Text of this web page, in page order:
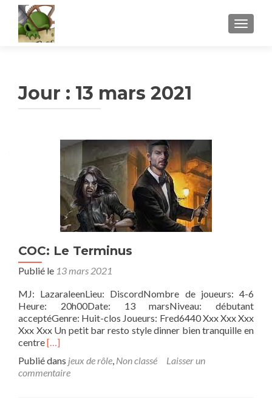
Jour : 13 mars 2021
COC: Le Terminus
Publié le 13 mars 2021
MJ: LazaraleenLieu: DiscordNombre de joueurs: 4-6
Heure: 20h00Date: 13 marsNiveau: débutant
acceptéGenre: Huit-clos Joueurs: Fred6440 Xxx Xxx Xxx
Xxx Xxx Un petit bar resto style dinner bien tranquille en
centreEn
plus
surCOC:
[…]
Publié dans jeux de rôle, Non classé
Laisser un
commentaire